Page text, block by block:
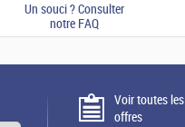
Un souci ? Consulter
notre FAQ
Voir toutes les
offres